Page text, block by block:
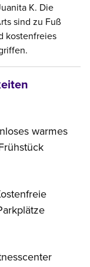
K. Die
sind zu Fuß
kostenfreies
warmes